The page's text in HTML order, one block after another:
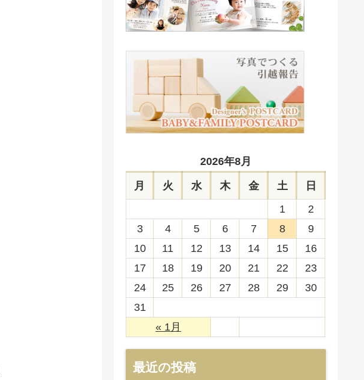
2026年8月
月 火 水 木 金 土 日
« 1月
1
2
3
4 5 6 7 8
9
10
11 12 13 14 15
16
17
18 19 20 21 22
23
24
25 26 27 28 29
30
31
最近の投稿